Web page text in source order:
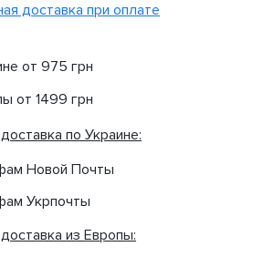
доставка при оплате
от 975 грн
от 1499 грн
по Украине:
Новой Почты
Укрпочты
из Европы: